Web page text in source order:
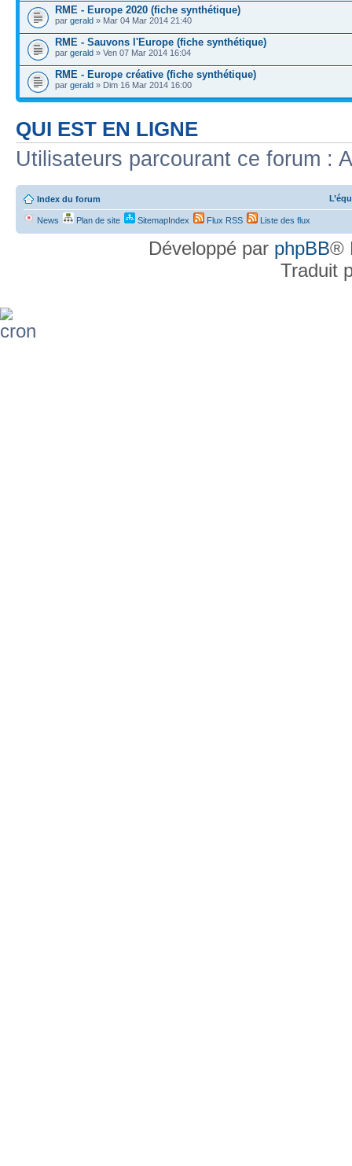
RME - Europe 2020 (fiche synthétique)
par gerald » Mar 04 Mar 2014 21:40
RME - Sauvons l'Europe (fiche synthétique)
par gerald » Ven 07 Mar 2014 16:04
RME - Europe créative (fiche synthétique)
par gerald » Dim 16 Mar 2014 16:00
QUI EST EN LIGNE
Utilisateurs parcourant ce forum :
Index du forum
News Plan de site SitemapIndex Flux RSS Liste des flux
Développé par phpBB®
Traduit